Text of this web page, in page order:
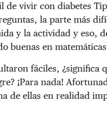
vivir con diabetes
la parte más
y la actividad y eso,
buenas en
fáciles, ¿significa
¡Para nada!
de ellas en realidad